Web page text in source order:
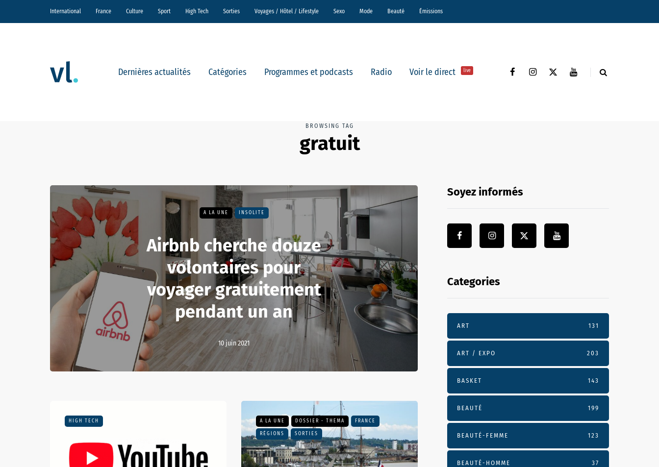
International France Culture Sport High Tech Sorties Voyages / Hôtel / Lifestyle Sexo Mode Beauté Émissions
Dernières actualités Catégories Programmes et podcasts Radio Voir le direct live
BROWSING TAG
gratuit
A LA UNE INSOLITE
Airbnb cherche douze
volontaires pour
voyager gratuitement
pendant un an
10 juin 2021
HIGH TECH A LA UNE DOSSIER - THEMA FRANCE
RÉGIONS SORTIES
Soyez informés
Categories
ART 131
ART / EXPO 203
BASKET 143
BEAUTÉ 199
BEAUTÉ-FEMME 123
BEAUTÉ-HOMME 37